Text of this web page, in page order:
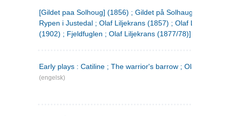
[Gildet paa Solhoug] (1856) ; Gildet på Solhaug (1883) ;
Rypen i Justedal ; Olaf Liljekrans (1857) ; Olaf Liljekrans
(1902) ; Fjeldfuglen ; Olaf Liljekrans (1877/78)]
Early plays : Catiline ; The warrior's barrow ; Olaf Liljekrans
(engelsk)